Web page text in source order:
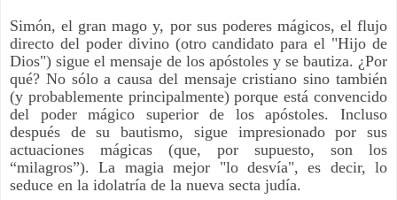
Simón, el gran mago y, por sus poderes mágicos, el flujo
directo del poder divino (otro candidato para el "Hijo de
Dios") sigue el mensaje de los apóstoles y se bautiza. ¿Por
qué? No sólo a causa del mensaje cristiano sino también
(y probablemente principalmente) porque está convencido
del poder mágico superior de los apóstoles. Incluso
después de su bautismo, sigue impresionado por sus
actuaciones mágicas (que, por supuesto, son los
“milagros”). La magia mejor "lo desvía", es decir, lo
seduce en la idolatría de la nueva secta judía.